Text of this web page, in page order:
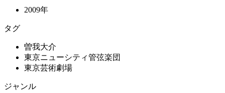
2009年
タグ
曽我大介
東京ニューシティ管弦楽団
東京芸術劇場
ジャンル